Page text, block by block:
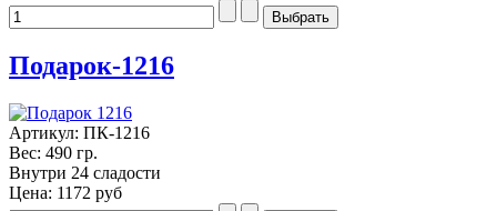
Подарок-1216
Артикул: ПК-1216
Вес: 490 гр.
Внутри 24 сладости
Цена: 1172 руб